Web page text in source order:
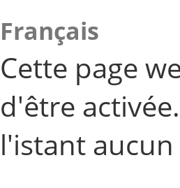
Français
Cette page
d'être
l'istant